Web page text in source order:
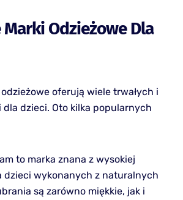
Odzieżowe Dla
oferują wiele trwałych i
dzieci. Oto kilka popularnych
to marka znana z wysokiej
dzieci wykonanych z naturalnych
są zarówno miękkie, jak i